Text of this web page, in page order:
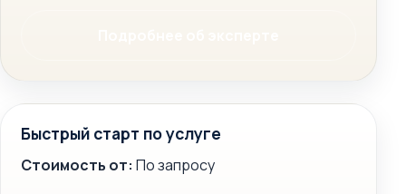
Быстрый старт по услуге
Стоимость от: По запросу